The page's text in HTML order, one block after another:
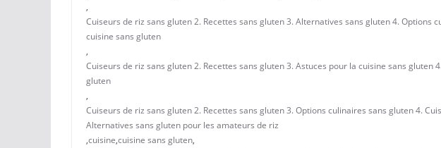
,
Cuiseurs de riz sans gluten 2. Recettes sans gluten 3. Alternatives sans gluten 4. Options
cuisine sans gluten
,
Cuiseurs de riz sans gluten 2. Recettes sans gluten 3. Astuces pour la cuisine sans gluten
gluten
,
Cuiseurs de riz sans gluten 2. Recettes sans gluten 3. Options culinaires sans gluten 4.
Alternatives sans gluten pour les amateurs de riz
,cuisine,cuisine sans gluten,